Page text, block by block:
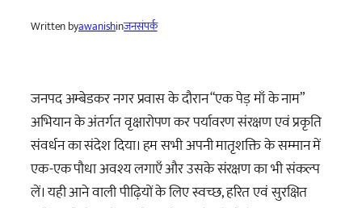
Written byawanishinजनसंपर्क
जनपद अम्बेडकर नगर प्रवास के दौरान “एक पेड़ माँ के नाम”
अभियान के अंतर्गत वृक्षारोपण कर पर्यावरण संरक्षण एवं प्रकृति
संवर्धन का संदेश दिया। हम सभी अपनी मातृशक्ति के सम्मान में
एक-एक पौधा अवश्य लगाएँ और उसके संरक्षण का भी संकल्प
लें। यही आने वाली पीढ़ियों के लिए स्वच्छ, हरित एवं सुरक्षित